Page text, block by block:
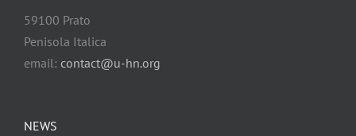
NEWS
59100 Prato
Penisola Italica
email: contact@u-hn.org